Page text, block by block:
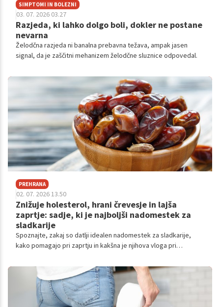
SIMPTOMI IN BOLEZNI
03. 07. 2026 03.27
Razjeda, ki lahko dolgo boli, dokler ne postane
nevarna
Želodčna razjeda ni banalna prebavna težava, ampak jasen
signal, da je zaščitni mehanizem želodčne sluznice odpovedal.
PREHRANA
02. 07. 2026 13.50
Znižuje holesterol, hrani črevesje in lajša
zaprtje: sadje, ki je najboljši nadomestek za
sladkarije
Spoznajte, zakaj so datlji idealen nadomestek za sladkarije,
kako pomagajo pri zaprtju in kakšna je njihova vloga pri